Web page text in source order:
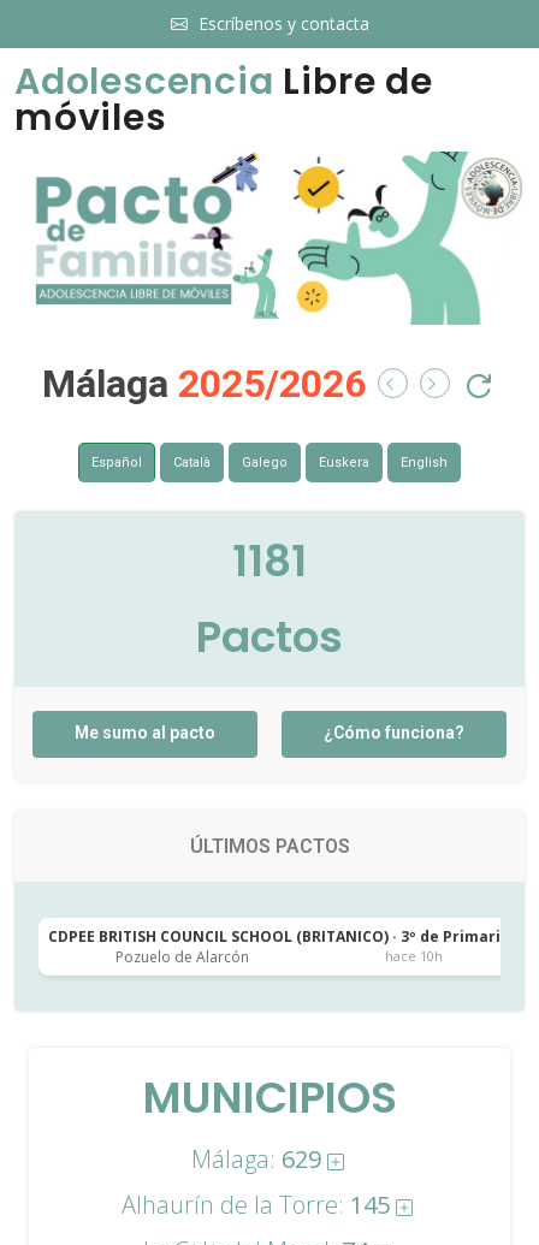
Escríbenos y contacta
Adolescencia Libre de
móviles
Málaga 2025/2026
Español Català Galego Euskera English
1181
Pactos
Me sumo al pacto ¿Cómo funciona?
ÚLTIMOS PACTOS
CDPEE BRITISH COUNCIL SCHOOL (BRITANICO) · 3º de Primaria
Pozuelo de Alarcón
hace 10h
MUNICIPIOS
Málaga: 629
Alhaurín de la Torre: 145